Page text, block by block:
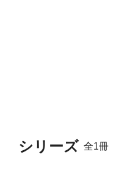
シリーズ 全1冊